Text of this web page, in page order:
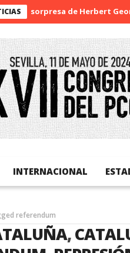
La sorpresa de Herbert George
INTERNACIONAL
referendum
,